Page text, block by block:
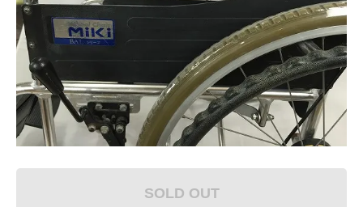
SOLD OUT